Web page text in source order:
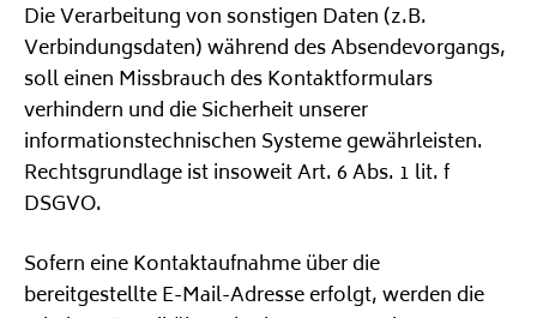
Die Verarbeitung von sonstigen Daten (z.B.
Verbindungsdaten) während des Absendevorgangs,
soll einen Missbrauch des Kontaktformulars
verhindern und die Sicherheit unserer
informationstechnischen Systeme gewährleisten.
Rechtsgrundlage ist insoweit Art. 6 Abs. 1 lit. f
DSGVO.
Sofern eine Kontaktaufnahme über die
bereitgestellte E-Mail-Adresse erfolgt, werden die